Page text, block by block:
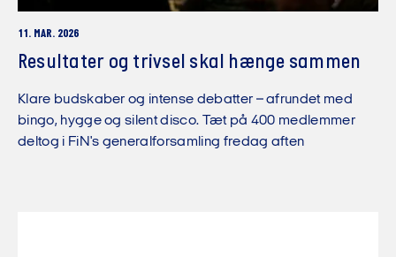
11. MAR. 2026
Resultater og trivsel skal hænge sammen
Klare budskaber og intense debatter – afrundet med
bingo, hygge og silent disco. Tæt på 400 medlemmer
deltog i FiN's generalforsamling fredag aften